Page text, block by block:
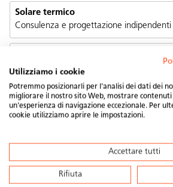
Solare termico
Consulenza e progettazione indipendenti
Consulenza e progettazione indipendenti
Services
Luogo/i
energiebüro® ag
Utilizziamo i cookie
Potremmo posizionarli per l'analisi dei dati dei
migliorare il nostro sito Web, mostrare
un'esperienza di navigazione eccezionale. Per
cookie utilizziamo aprire le impostazioni.
Accettare tutti
Rifiuta